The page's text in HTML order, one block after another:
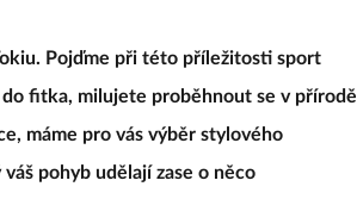
Pojďme při této příležitosti sport
fitka, milujete proběhnout se v přírodě
máme pro vás výběr stylového
pohyb udělají zase o něco